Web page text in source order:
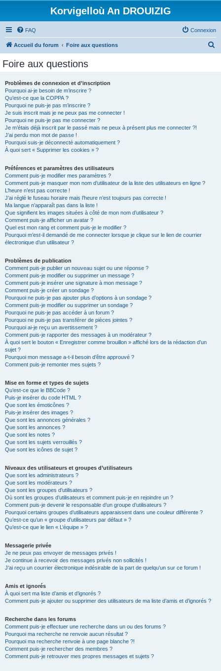
Korvigelloù An DROUIZIG
FAQ Connexion
Accueil du forum Foire aux questions
Foire aux questions
Problèmes de connexion et d’inscription
Pourquoi ai-je besoin de m’inscrire ?
Qu’est-ce que la COPPA ?
Pourquoi ne puis-je pas m’inscrire ?
Je suis inscrit mais je ne peux pas me connecter !
Pourquoi ne puis-je pas me connecter ?
Je m’étais déjà inscrit par le passé mais ne peux à présent plus me connecter ?!
J’ai perdu mon mot de passe !
Pourquoi suis-je déconnecté automatiquement ?
À quoi sert « Supprimer les cookies » ?
Préférences et paramètres des utilisateurs
Comment puis-je modifier mes paramètres ?
Comment puis-je masquer mon nom d’utilisateur de la liste des utilisateurs en ligne ?
L’heure n’est pas correcte !
J’ai réglé le fuseau horaire mais l’heure n’est toujours pas correcte !
Ma langue n’apparaît pas dans la liste !
Que signifient les images situées à côté de mon nom d’utilisateur ?
Comment puis-je afficher un avatar ?
Quel est mon rang et comment puis-je le modifier ?
Pourquoi m’est-il demandé de me connecter lorsque je clique sur le lien de courrier
électronique d’un utilisateur ?
Problèmes de publication
Comment puis-je publier un nouveau sujet ou une réponse ?
Comment puis-je modifier ou supprimer un message ?
Comment puis-je insérer une signature à mon message ?
Comment puis-je créer un sondage ?
Pourquoi ne puis-je pas ajouter plus d’options à un sondage ?
Comment puis-je modifier ou supprimer un sondage ?
Pourquoi ne puis-je pas accéder à un forum ?
Pourquoi ne puis-je pas transférer de pièces jointes ?
Pourquoi ai-je reçu un avertissement ?
Comment puis-je rapporter des messages à un modérateur ?
À quoi sert le bouton « Enregistrer comme brouillon » affiché lors de la rédaction d’un
sujet ?
Pourquoi mon message a-t-il besoin d’être approuvé ?
Comment puis-je remonter mes sujets ?
Mise en forme et types de sujets
Qu’est-ce que le BBCode ?
Puis-je insérer du code HTML ?
Que sont les émoticônes ?
Puis-je insérer des images ?
Que sont les annonces générales ?
Que sont les annonces ?
Que sont les notes ?
Que sont les sujets verrouillés ?
Que sont les icônes de sujet ?
Niveaux des utilisateurs et groupes d’utilisateurs
Que sont les administrateurs ?
Que sont les modérateurs ?
Que sont les groupes d’utilisateurs ?
Où sont les groupes d’utilisateurs et comment puis-je en rejoindre un ?
Comment puis-je devenir le responsable d’un groupe d’utilisateurs ?
Pourquoi certains groupes d’utilisateurs apparaissent dans une couleur différente ?
Qu’est-ce qu’un « groupe d’utilisateurs par défaut » ?
Qu’est-ce que le lien « L’équipe » ?
Messagerie privée
Je ne peux pas envoyer de messages privés !
Je continue à recevoir des messages privés non sollicités !
J’ai reçu un courrier électronique indésirable de la part de quelqu’un sur ce forum !
Amis et ignorés
À quoi sert ma liste d’amis et d’ignorés ?
Comment puis-je ajouter ou supprimer des utilisateurs de ma liste d’amis et d’ignorés ?
Recherche dans les forums
Comment puis-je effectuer une recherche dans un ou des forums ?
Pourquoi ma recherche ne renvoie aucun résultat ?
Pourquoi ma recherche renvoie à une page blanche ?!
Comment puis-je rechercher des membres ?
Comment puis-je retrouver mes propres messages et sujets ?